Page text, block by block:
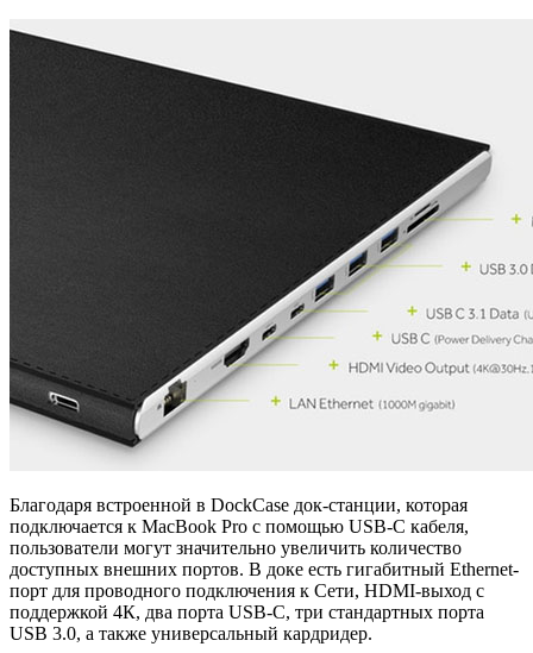
Благодаря встроенной в DockCase док-станции, которая
подключается к MacBook Pro с помощью USB-C кабеля,
пользователи могут значительно увеличить количество
доступных внешних портов. В доке есть гигабитный Ethernet-
порт для проводного подключения к Сети, HDMI-выход с
поддержкой 4К, два порта USB-C, три стандартных порта
USB 3.0, а также универсальный кардридер.